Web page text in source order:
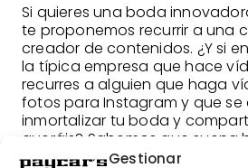
Gestionar
Si quieres una boda
te proponemos recurrir a una
creador de contenidos. ¿Y si
la típica empresa que hace
recurres a alguien que haga
fotos para Instagram y que se
inmortalizar tu boda y
queráis? Sabemos que suena
es una tendencia cada vez